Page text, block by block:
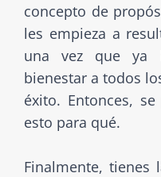
concepto de
les empieza a
una vez que ya
bienestar a todos
éxito. Entonces,
esto para qué.
Finalmente, tienes